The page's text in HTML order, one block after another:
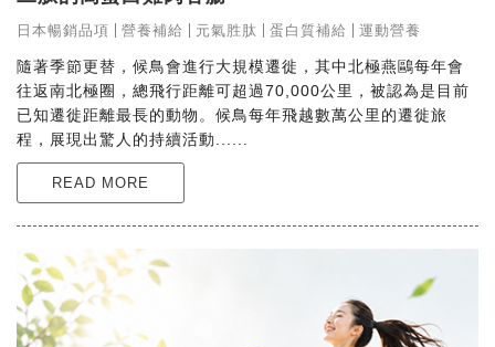
日本暢銷品項 營養補給 元氣胜肽 蛋白質補給 運動營養
隨著季節更替，候鳥會進行大規模遷徙，其中北極燕鷗每年會
往返南北極圈，總飛行距離可超過70,000公里，被認為是目前
已知遷徙距離最長的動物。候鳥每年飛越數萬公里的遷徙旅
程，展現出驚人的持續活動......
READ MORE